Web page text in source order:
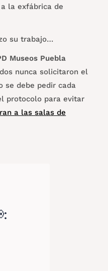
la exfábrica de
su trabajo…
Museos Puebla
nunca solicitaron el
se debe pedir cada
protocolo para evitar
a las salas de